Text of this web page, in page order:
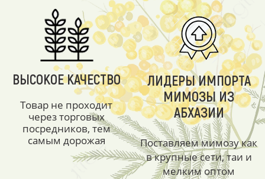
ВЫСОКОЕ КАЧЕСТВО
Товар не проходит
через торговых
посредников, тем
самым дорожая
ЛИДЕРЫ ИМПОРТА
МИМОЗЫ ИЗ
АБХАЗИИ
Поставляем мимозу как
в крупные сети, таи и
мелким оптом